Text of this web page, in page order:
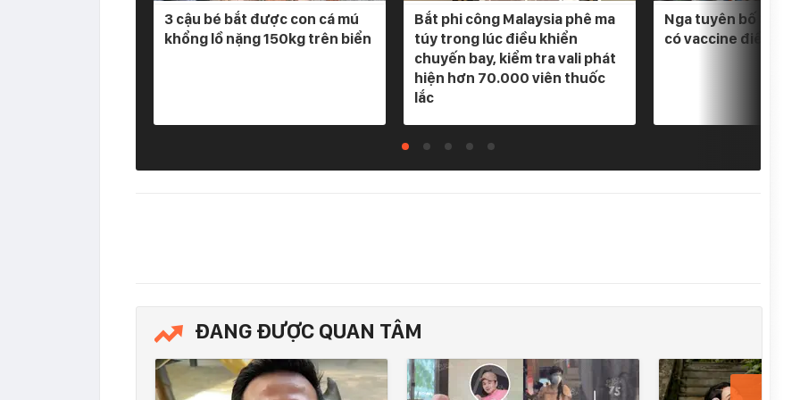
3 cậu bé bắt được con cá mú
khổng lồ nặng 150kg trên biển
Bắt phi công Malaysia phê ma
túy trong lúc điều khiển
chuyến bay, kiểm tra vali phát
hiện hơn 70.000 viên thuốc
lắc
Nga tuyên bố 3 loại
có vaccine điều trị
ĐANG ĐƯỢC QUAN TÂM